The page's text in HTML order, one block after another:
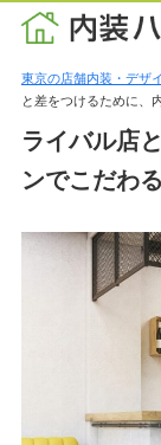
東京の店舗内装・デザ
と差をつけるために、
ライバル店
ンでこだわ